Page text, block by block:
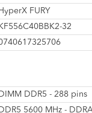
HyperX FURY
KF556C40BBK2-32
DIMM DDR5 - 288 pins
DDR5 5600 MHz -